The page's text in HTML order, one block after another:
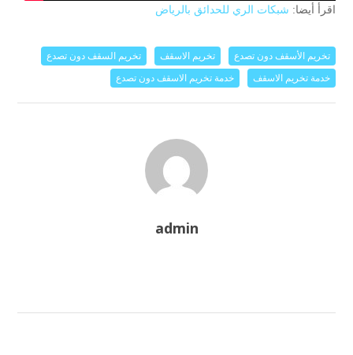
اقرأ أيضا: شبكات الري للحدائق بالرياض
تخريم الأسقف دون تصدع تخريم الاسقف
تخريم السقف دون تصدع
خدمة تخريم الاسقف
خدمة تخريم الاسقف دون تصدع
admin